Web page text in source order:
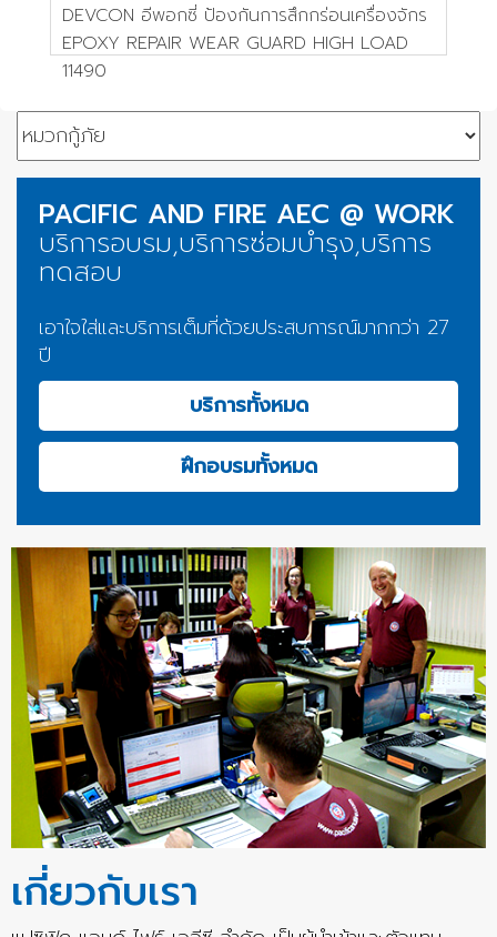
DEVCON อีพอกซี่ ป้องกันการสึกกร่อนเครื่องจักร
EPOXY REPAIR WEAR GUARD HIGH LOAD
11490
PACIFIC AND FIRE AEC @ WORK
บริการอบรม,บริการซ่อมบำรุง,บริการ
ทดสอบ
เอาใจใส่และบริการเต็มที่ด้วยประสบการณ์มากกว่า 27
ปี
บริการทั้งหมด
ฝึกอบรมทั้งหมด
เกี่ยวกับเรา